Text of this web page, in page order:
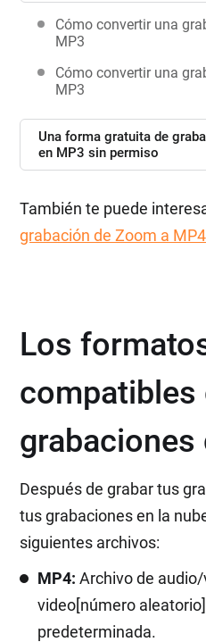
Cómo convertir una
MP3
Cómo convertir una
MP3
Una forma gratuita de
en MP3 sin permiso
También te puede
grabación de Zoom a
Los
compatibles
grabaciones
Después de grabar tus
tus grabaciones en la
siguientes archivos:
MP4: Archivo de
video[número
predeterminada.